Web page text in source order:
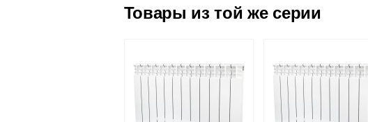
Вероника 17 июля 2020 07:44
Ответить
Оставьте отзыв
Доставка сантехники по Москве и Московской
Возможные способы оплаты:
Безналичный расчёт (возможно и с НДС)
По этим
сверху
имеют
толщину.
Товары из той же серии